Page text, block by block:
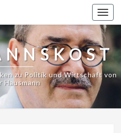
zu Politik und Wirtschaft von
Hausmann